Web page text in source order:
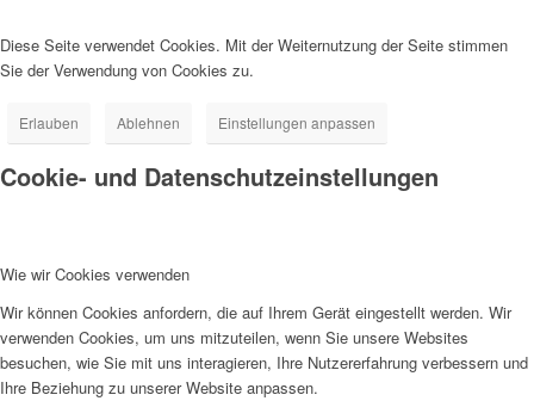
Diese Seite verwendet Cookies. Mit der Weiternutzung der Seite stimmen
Sie der Verwendung von Cookies zu.
Erlauben Ablehnen Einstellungen anpassen
Cookie- und Datenschutzeinstellungen
Wie wir Cookies verwenden
Wir können Cookies anfordern, die auf Ihrem Gerät eingestellt werden. Wir
verwenden Cookies, um uns mitzuteilen, wenn Sie unsere Websites
besuchen, wie Sie mit uns interagieren, Ihre Nutzererfahrung verbessern und
Ihre Beziehung zu unserer Website anpassen.